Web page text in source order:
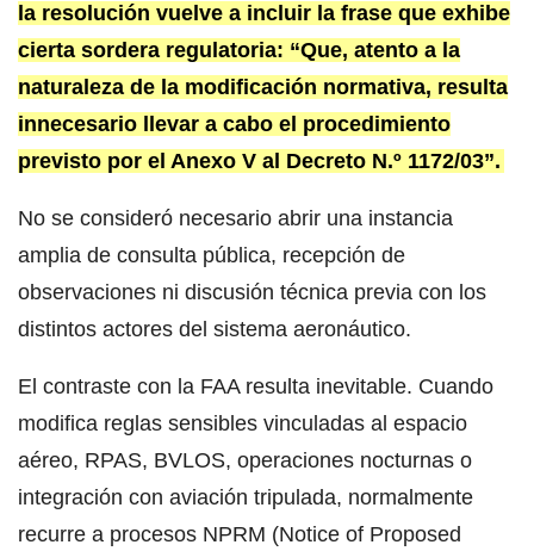
la resolución vuelve a incluir la frase que exhibe
cierta sordera regulatoria: “Que, atento a la
naturaleza de la modificación normativa, resulta
innecesario llevar a cabo el procedimiento
previsto por el Anexo V al Decreto N.º 1172/03”.
No se consideró necesario abrir una instancia
amplia de consulta pública, recepción de
observaciones ni discusión técnica previa con los
distintos actores del sistema aeronáutico.
El contraste con la FAA resulta inevitable. Cuando
modifica reglas sensibles vinculadas al espacio
aéreo, RPAS, BVLOS, operaciones nocturnas o
integración con aviación tripulada, normalmente
recurre a procesos NPRM (Notice of Proposed